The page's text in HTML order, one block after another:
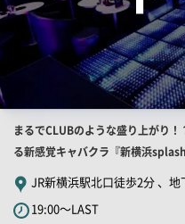
店
舗
PR
キ
ャ
まるでCLUBのような盛り上がり
る新感覚キャバクラ『新横浜
JR新横浜駅北口徒歩2分 、
19:00～LAST